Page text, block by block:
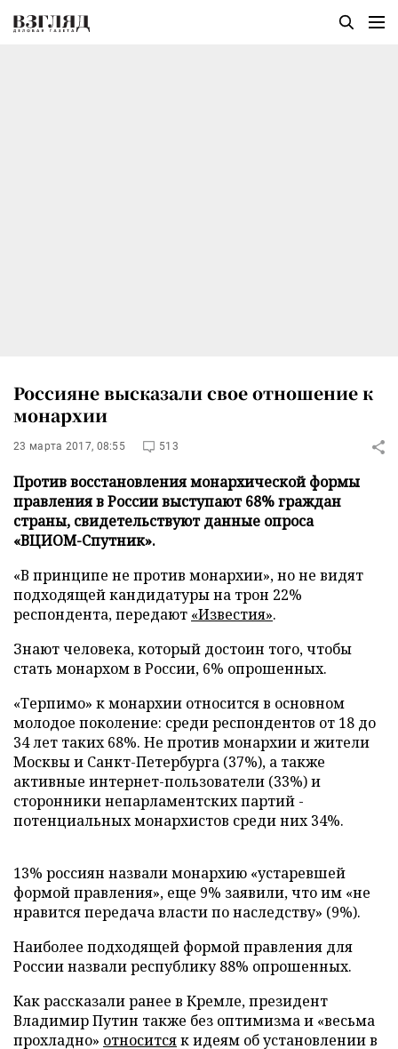
Россияне высказали свое отношение к
монархии
23 марта 2017, 08:55 513
Против восстановления монархической формы
правления в России выступают 68% граждан
страны, свидетельствуют данные опроса
«ВЦИОМ-Спутник».
«В принципе не против монархии», но не видят
подходящей кандидатуры на трон 22%
респондента, передают «Известия».
Знают человека, который достоин того, чтобы
стать монархом в России, 6% опрошенных.
«Терпимо» к монархии относится в основном
молодое поколение: среди респондентов от 18 до
34 лет таких 68%. Не против монархии и жители
Москвы и Санкт-Петербурга (37%), а также
активные интернет-пользователи (33%) и
сторонники непарламентских партий -
потенциальных монархистов среди них 34%.
13% россиян назвали монархию «устаревшей
формой правления», еще 9% заявили, что им «не
нравится передача власти по наследству» (9%).
Наиболее подходящей формой правления для
России назвали республику 88% опрошенных.
Как рассказали ранее в Кремле, президент
Владимир Путин также без оптимизма и «весьма
прохладно» относитсяк идеям об установлении в